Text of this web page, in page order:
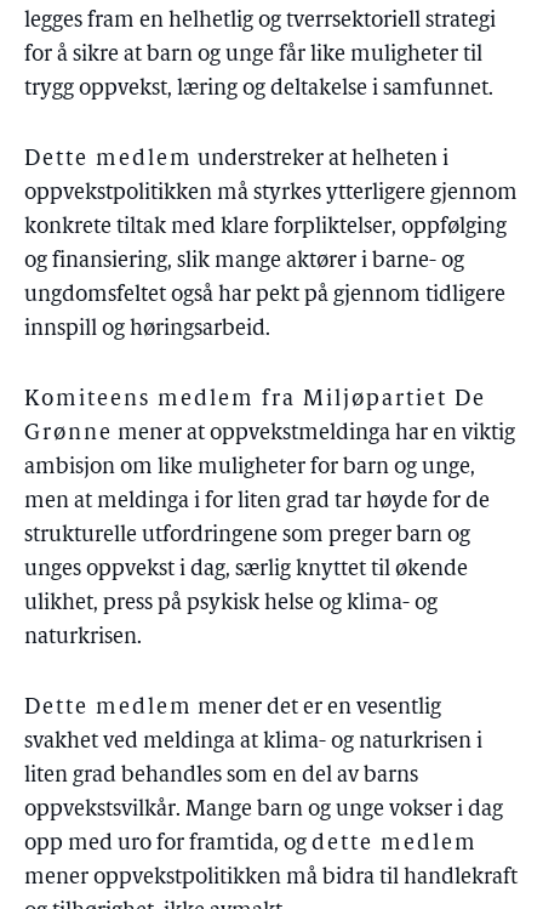
legges fram en helhetlig og tverrsektoriell strategi
for å sikre at barn og unge får like muligheter til
trygg oppvekst, læring og deltakelse i samfunnet.
Dette medlem understreker at helheten i
oppvekstpolitikken må styrkes ytterligere gjennom
konkrete tiltak med klare forpliktelser, oppfølging
og finansiering, slik mange aktører i barne- og
ungdomsfeltet også har pekt på gjennom tidligere
innspill og høringsarbeid.
Komiteens medlem fra Miljøpartiet De
Grønne mener at oppvekstmeldinga har en viktig
ambisjon om like muligheter for barn og unge,
men at meldinga i for liten grad tar høyde for de
strukturelle utfordringene som preger barn og
unges oppvekst i dag, særlig knyttet til økende
ulikhet, press på psykisk helse og klima- og
naturkrisen.
Dette medlem mener det er en vesentlig
svakhet ved meldinga at klima- og naturkrisen i
liten grad behandles som en del av barns
oppvekstsvilkår. Mange barn og unge vokser i dag
opp med uro for framtida, og dette medlem
mener oppvekstpolitikken må bidra til handlekraft